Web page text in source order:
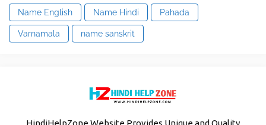
Name English Name Hindi Pahada
Varnamala name sanskrit
HindiHelpZone Website Provides Unique and Quality